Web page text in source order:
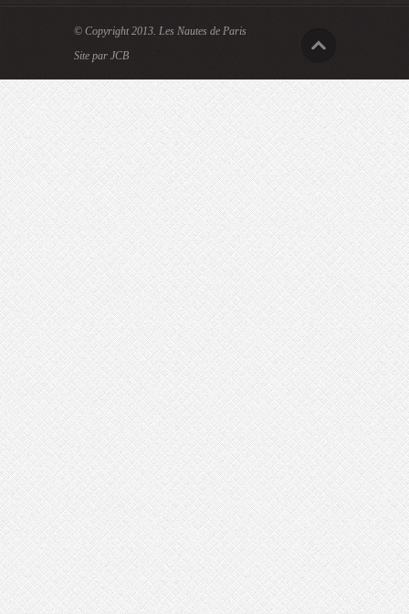
© Copyright 2013. Les Nautes de Paris
Site par JCB